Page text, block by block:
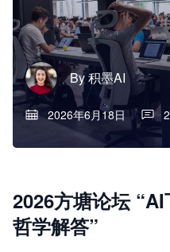
By积墨AI
2026年6月18日
2026方塘论坛
哲学解答”